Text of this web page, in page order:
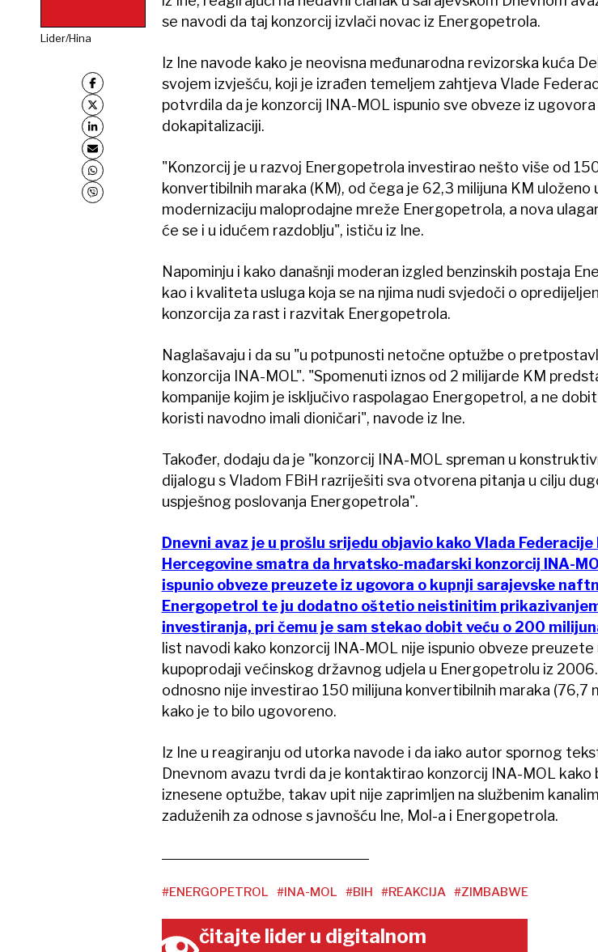
Lider/Hina
se navodi da taj konzorcij izvlači novac iz Energopetrola.
Iz Ine navode kako je neovisna međunarodna revizorska kuća
svojem izvješću, koji je izrađen temeljem zahtjeva Vlade
potvrdila da je konzorcij INA-MOL ispunio sve obveze iz ugovora
dokapitalizaciji.
"Konzorcij je u razvoj Energopetrola investirao nešto više od
konvertibilnih maraka (KM), od čega je 62,3 milijuna KM uloženo
modernizaciju maloprodajne mreže Energopetrola, a nova
će se i u idućem razdoblju", ističu iz Ine.
Napominju i kako današnji moderan izgled benzinskih postaja
kao i kvaliteta usluga koja se na njima nudi svjedoči o
konzorcija za rast i razvitak Energopetrola.
Naglašavaju i da su "u potpunosti netočne optužbe o
konzorcija INA-MOL". "Spomenuti iznos od 2 milijarde KM
kompanije kojim je isključivo raspolagao Energopetrol, a ne
koristi navodno imali dioničari", navode iz Ine.
Također, dodaju da je "konzorcij INA-MOL spreman u
dijalogu s Vladom FBiH razriješiti sva otvorena pitanja u cilju
uspješnog poslovanja Energopetrola".
Dnevni avaz je u prošlu srijedu objavio kako Vlada Federacije
Hercegovine smatra da hrvatsko-mađarski konzorcij INA-
ispunio obveze preuzete iz ugovora o kupnji sarajevske
Energopetrol te ju dodatno oštetio neistinitim
investiranja, pri čemu je sam stekao dobit veću o 200
list navodi kako konzorcij INA-MOL nije ispunio obveze
kupoprodaji većinskog državnog udjela u Energopetrolu iz
odnosno nije investirao 150 milijuna konvertibilnih maraka (76,7
kako je to bilo ugovoreno.
Iz Ine u reagiranju od utorka navode i da iako autor spornog
Dnevnom avazu tvrdi da je kontaktirao konzorcij INA-MOL kako
iznesene optužbe, takav upit nije zaprimljen na službenim
zaduženih za odnose s javnošću Ine, Mol-a i Energopetrola.
#ENERGOPETROL #INA-MOL #BIH #REAKCIJA #ZIMBABWE
čitajte lider u digitalnom